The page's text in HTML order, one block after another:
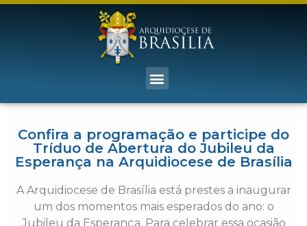
Confira a programação e participe do
Tríduo de Abertura do Jubileu da
Esperança na Arquidiocese de Brasília
A Arquidiocese de Brasília está prestes a inaugurar
um dos momentos mais esperados do ano: o
Jubileu da Esperança. Para celebrar essa ocasião